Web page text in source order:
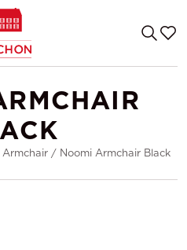
Armchair/ Noomi Armchair Black